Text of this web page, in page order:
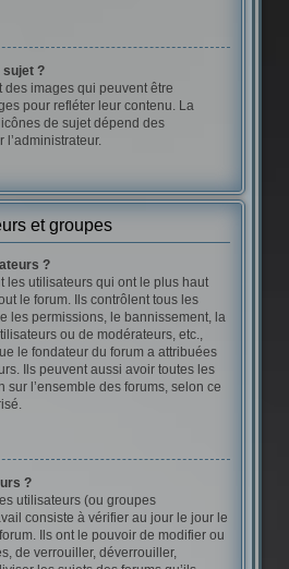
sujet ?
des images qui peuvent être
pour refléter leur contenu. La
de sujet dépend des
l’administrateur.
et groupes
?
les utilisateurs qui ont le plus haut
le forum. Ils contrôlent tous les
les permissions, le bannissement, la
ou de modérateurs, etc.,
le fondateur du forum a attribuées
Ils peuvent aussi avoir toutes les
sur l’ensemble des forums, selon ce
?
utilisateurs (ou groupes
consiste à vérifier au jour le jour le
Ils ont le pouvoir de modifier ou
de verrouiller, déverrouiller,